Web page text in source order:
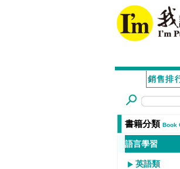
銷售排
書籍分類 Book
語言學習
英語類